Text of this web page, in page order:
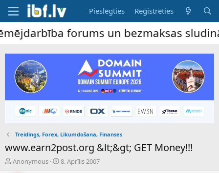
Pieslēgties Reģistrēties
forums un bezmaksas
Treidings, Forex, Likumdošana, Finanses
www.earn2post.org &lt;&gt; GET Money!!!
P
Anonymous
S
8. Aprīlis 2007